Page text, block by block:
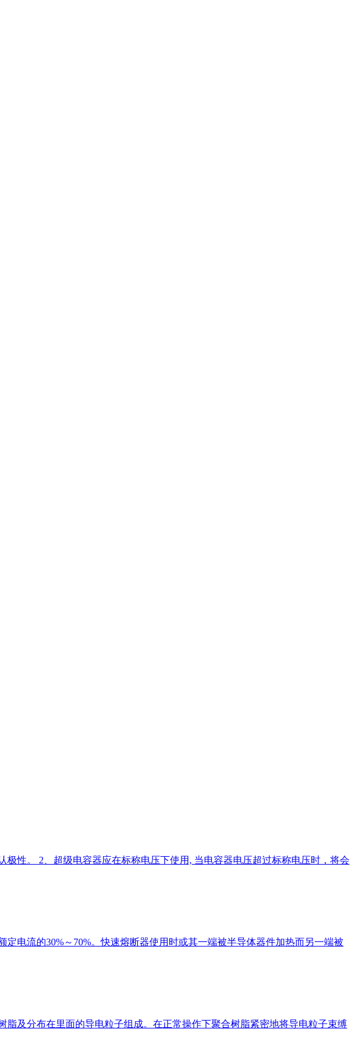
性。 2、超级电容器应在标称电压下使用, 当电容器电压超过标称电压时，将会
电流的30%～70%。快速熔断器使用时或其一端被半导体器件加热而另一端被
及分布在里面的导电粒子组成。在正常操作下聚合树脂紧密地将导电粒子束缚